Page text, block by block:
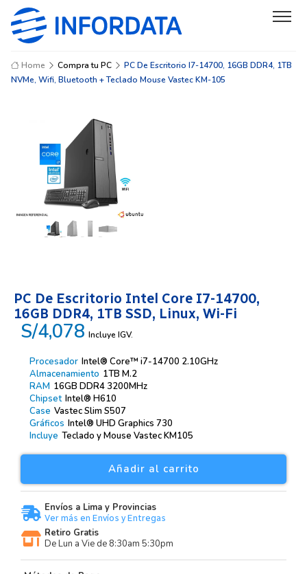
Home Compra tu PC
PC De Escritorio I7-14700, 16GB DDR4, 1TB
NVMe, Wifi, Bluetooth + Teclado Mouse Vastec KM-105
PC De Escritorio Intel Core I7-14700,
16GB DDR4, 1TB SSD, Linux, Wi-Fi
Procesador Intel® Core™ i7-14700 2.10GHz
Almacenamiento 1TB M.2
RAM 16GB DDR4 3200MHz
Chipset Intel® H610
Case Vastec Slim S507
Gráficos Intel® UHD Graphics 730
Incluye Teclado y Mouse Vastec KM105
S/4,078 Incluye IGV.
Añadir al carrito
Envíos a Lima y Provincias
Ver más en Envíos y Entregas
Retiro Gratis
De Lun a Vie de 8:30am 5:30pm